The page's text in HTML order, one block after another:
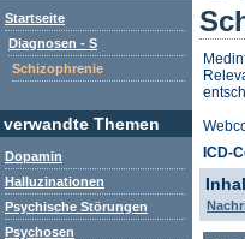
ICD-
Startseite
Diagnosen - S
Schizophrenie
verwandte Themen
Dopamin
Halluzinationen
Psychische Störungen
Psychosen